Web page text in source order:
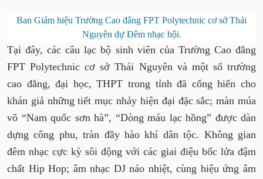
Ban Giám hiệu Trường Cao đẳng FPT Polytechnic cơ sở Thái
Nguyên dự Đêm nhạc hội.
Tại đây, các câu lạc bộ sinh viên của Trường Cao đẳng
FPT Polytechnic cơ sở Thái Nguyên và một số trường
cao đẳng, đại học, THPT trong tỉnh đã cống hiến cho
khán giả những tiết mục nhảy hiện đại đặc sắc; màn múa
võ “Nam quốc sơn hà”, “Dòng máu lạc hồng” được dàn
dựng công phu, tràn đầy hào khí dân tộc. Không gian
đêm nhạc cực kỳ sôi động với các giai điệu bốc lửa đậm
chất Hip Hop; âm nhạc DJ náo nhiệt, cùng hiệu ứng âm